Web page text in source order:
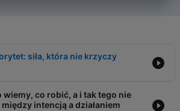
siła, która nie krzyczy
wiemy, co robić, a i tak tego nie
intencją a działaniem